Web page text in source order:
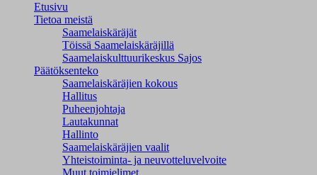
Etusivu
Tietoa meistä
Saamelaiskäräjät
Töissä Saamelaiskäräjillä
Saamelaiskulttuuri­keskus Sajos
Päätöksenteko
Saamelaiskäräjien kokous
Hallitus
Puheenjohtaja
Lautakunnat
Hallinto
Saamelaiskäräjien vaalit
Yhteistoiminta- ja neuvotteluvelvoite
Muut toimielimet